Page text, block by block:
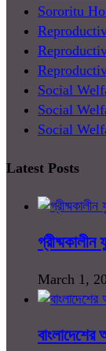
Sororitu
Social
Social
Social
Latest Posts
March 1,
বাংলাদেশের